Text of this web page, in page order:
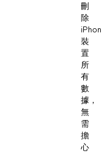
刪
除
裝
置
所
有
數
據，
無
需
擔
心